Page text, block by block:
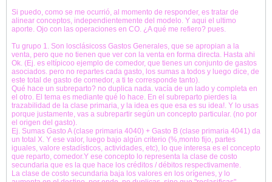
Si puedo, como se me ocurrió, al momento de responder, es tratar de
alinear conceptos, independientemente del modelo. Y aqui el ultimo
aporte. Ojo con las operaciones en CO. ¿A qué me refiero? pues.
Tu grupo 1. Son losclásicoss Gastos Generales, que se apropian a la
venta, pero que no tienen que ver con la venta en forma directa. Hasta ahi
Ok. (Ej. es eltípicoo ejemplo de comedor, que tienes un conjunto de gastos
asociados. pero no repartes cada gasto, los sumas a todos y luego dice, de
este total de gasto de comedor, a ti te corresponde tanto).
Qué hace un subreparto? no duplica nada. vacía de un lado y completa en
el otro. El tema es mediante qué lo hace. En el subreparto pierdes la
trazabilidad de la clase primaria, y la idea es que esa es su idea!. Y lo usas
porque justamente, vas a subrepartir según un concepto particular. (no por
el origen del gasto).
Ej. Sumas Gasto A (clase primaria 4040) + Gasto B (clase primaria 4041) da
un total X. Y ese valor, luego bajo algún criterio (%,monto fijo, partes
iguales, valore estadísticos, actividades, etc), lo que interesa es el concepto
que reparto, comedor.Y ese concepto lo representa la clase de costo
secundaria que es la que hace los créditos / débitos respectivamente.
La clase de costo secundaria baja los valores en los orígenes, y lo